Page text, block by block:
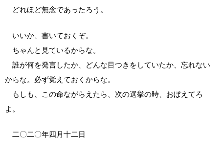
どれほど無念であったろう。
いいか、書いておくぞ。
ちゃんと見ているからな。
誰が何を発言したか、どんな目つきをしていたか、忘れない
からな。必ず覚えておくからな。
もしも、この命ながらえたら、次の選挙の時、おぼえてろ
よ。
二〇二〇年四月十二日